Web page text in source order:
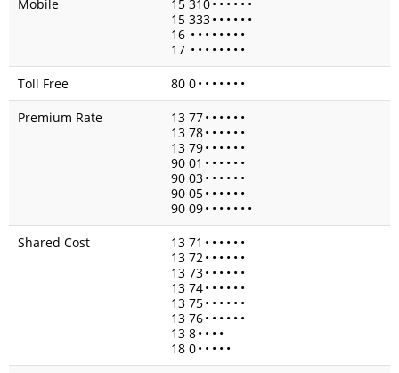
Mobile
15 310• • • • • •
15 333• • • • • •
16 • • • • • • • •
17 • • • • • • • •
Toll Free
80 0• • • • • • •
Premium Rate
13 77• • • • • •
13 78• • • • • •
13 79• • • • • •
90 01 • • • • • •
90 03• • • • • •
90 05• • • • • •
90 09• • • • • • •
Shared Cost
13 71 • • • • • •
13 72• • • • • •
13 73• • • • • •
13 74• • • • • •
13 75• • • • • •
13 76• • • • • •
13 8• • • •
18 0• • • • •